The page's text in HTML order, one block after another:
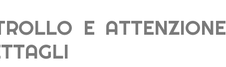
E ATTENZIONE